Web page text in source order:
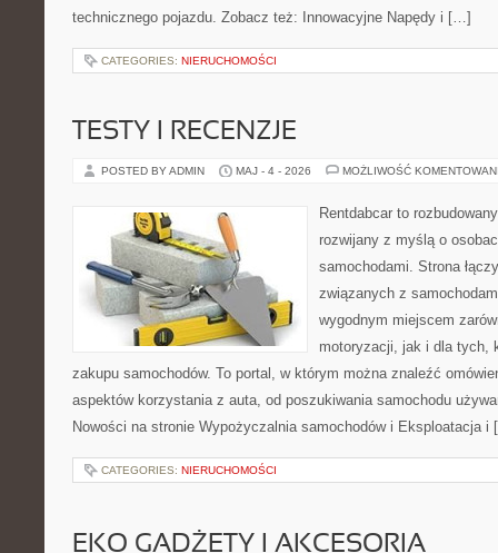
technicznego pojazdu. Zobacz też: Innowacyjne Napędy i […]
CATEGORIES: NIERUCHOMOŚCI
TESTY I RECENZJE
POSTED BY ADMIN MAJ - 4 - 2026 MOŻLIWOŚĆ
Rentdabcar to
rozwijany z myślą o
samochodami. Strona
związanych z
wygodnym miejscem
motoryzacji, jak i dla tych,
zakupu samochodów. To portal, w którym można znaleźć
aspektów korzystania z auta, od poszukiwania samochodu
Nowości na stronie Wypożyczalnia samochodów i Eksploatacja
CATEGORIES: NIERUCHOMOŚCI
EKO GADŻETY I AKCESORIA